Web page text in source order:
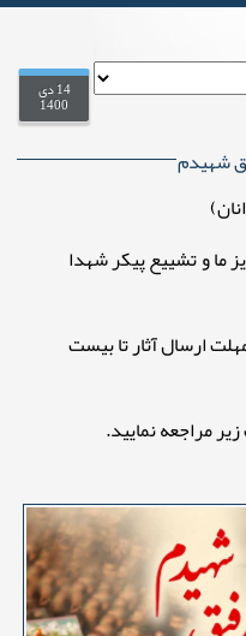
14 دی
1400
شهیدم
ما و تشییع پیکر شهدا
ارسال آثار تا بیست
مراجعه نمایید.